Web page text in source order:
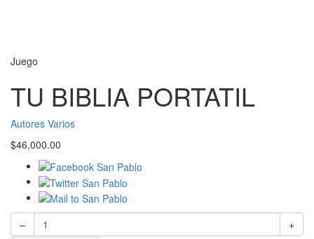
Juego
TU BIBLIA PORTATIL
Autores Varios
$46,000.00
–
+